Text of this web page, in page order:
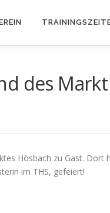
des
Hösbach zu Gast. Dort
im THS, gefeiert!